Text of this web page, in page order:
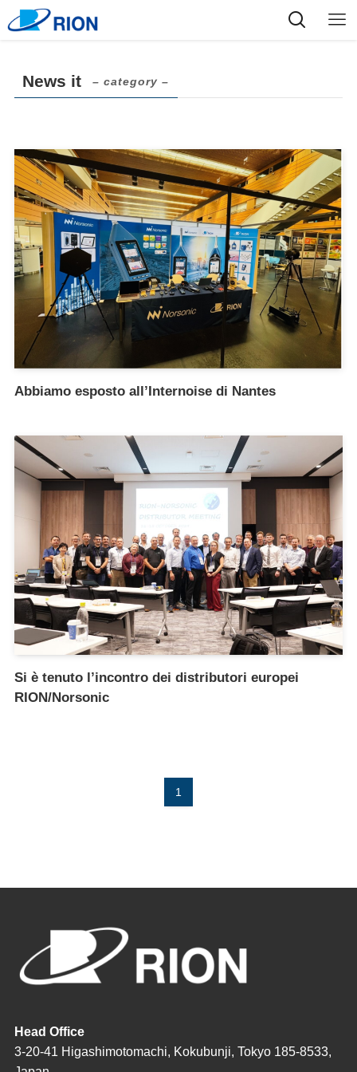
News it – category –
Abbiamo esposto all’Internoise di Nantes
Si è tenuto l’incontro dei distributori europei
RION/Norsonic
1
Head Office
3-20-41 Higashimotomachi, Kokubunji, Tokyo 185-8533,